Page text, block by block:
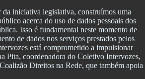
da iniciativa legislativa, construímos uma
acerca do uso de dados pessoais dos
Isso é fundamental neste momento de
de dados nos serviços prestados pelos
está comprometido a impulsionar
Pita, coordenadora do Coletivo Intervozes,
Direitos na Rede, que também apoia